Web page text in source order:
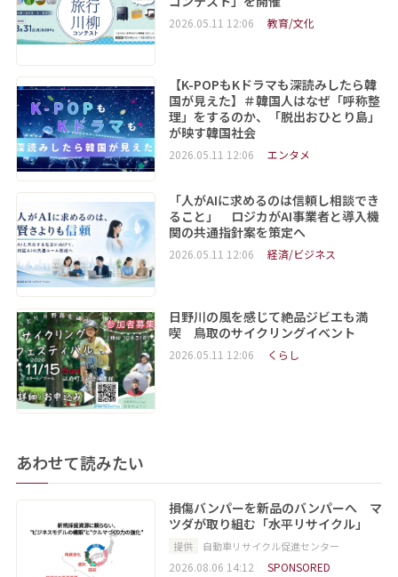
2026.05.11 12:06 教育/文化
【K-POPもKドラマも深読みしたら韓
国が見えた】＃韓国人はなぜ「呼称整
理」をするのか、「脱出おひとり島」
が映す韓国社会
2026.05.11 12:06 エンタメ
「人がAIに求めるのは信頼し相談でき
ること」 ロジカがAI事業者と導入機
関の共通指針案を策定へ
2026.05.11 12:06 経済/ビジネス
日野川の風を感じて絶品ジビエも満
喫 鳥取のサイクリングイベント
2026.05.11 12:06 くらし
あわせて読みたい
損傷バンパーを新品のバンパーへ マ
ツダが取り組む「水平リサイクル」
提供 自動車リサイクル促進センター
2026.08.06 14:12 SPONSORED